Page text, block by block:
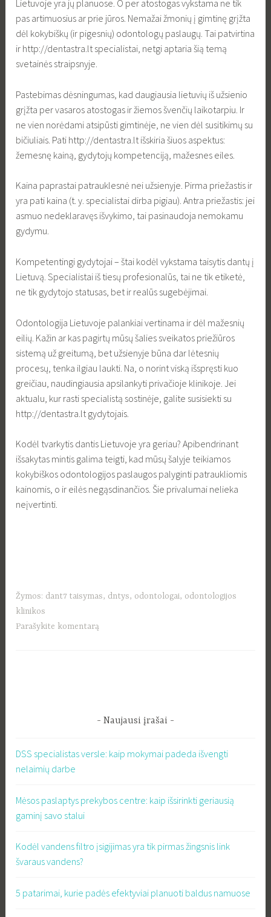
Lietuvoje yra jų planuose. O per atostogas vykstama ne tik
pas artimuosius ar prie jūros. Nemažai žmonių į gimtinę grįžta
dėl kokybiškų (ir pigesnių) odontologų paslaugų. Tai patvirtina
ir http://dentastra.lt specialistai, netgi aptaria šią temą
svetainės straipsnyje.
Pastebimas dėsningumas, kad daugiausia lietuvių iš užsienio
grįžta per vasaros atostogas ir žiemos švenčių laikotarpiu. Ir
ne vien norėdami atsipūsti gimtinėje, ne vien dėl susitikimų su
bičiuliais. Pati http://dentastra.lt išskiria šiuos aspektus:
žemesnę kainą, gydytojų kompetenciją, mažesnes eiles.
Kaina paprastai patrauklesnė nei užsienyje. Pirma priežastis ir
yra pati kaina (t. y. specialistai dirba pigiau). Antra priežastis: jei
asmuo nedeklaravęs išvykimo, tai pasinaudoja nemokamu
gydymu.
Kompetentingi gydytojai – štai kodėl vykstama taisytis dantų į
Lietuvą. Specialistai iš tiesų profesionalūs, tai ne tik etiketė,
ne tik gydytojo statusas, bet ir realūs sugebėjimai.
Odontologija Lietuvoje palankiai vertinama ir dėl mažesnių
eilių. Kažin ar kas pagirtų mūsų šalies sveikatos priežiūros
sistemą už greitumą, bet užsienyje būna dar lėtesnių
procesų, tenka ilgiau laukti. Na, o norint viską išspręsti kuo
greičiau, naudingiausia apsilankyti privačioje klinikoje. Jei
aktualu, kur rasti specialistą sostinėje, galite susisiekti su
http://dentastra.lt gydytojais.
Kodėl tvarkytis dantis Lietuvoje yra geriau? Apibendrinant
išsakytas mintis galima teigti, kad mūsų šalyje teikiamos
kokybiškos odontologijos paslaugos palyginti patraukliomis
kainomis, o ir eilės negąsdinančios. Šie privalumai nelieka
neįvertinti.
Žymos: dant7 taisymas, dntys, odontologai, odontologijos
klinikos
Parašykite komentarą
Naujausi įrašai
DSS specialistas versle: kaip mokymai padeda išvengti
nelaimių darbe
Mėsos paslaptys prekybos centre: kaip išsirinkti geriausią
gaminį savo stalui
Kodėl vandens filtro įsigijimas yra tik pirmas žingsnis link
švaraus vandens?
5 patarimai, kurie padės efektyviai planuoti baldus namuose